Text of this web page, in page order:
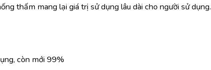
thấm mang lại giá trị sử dụng lâu dài cho người sử dụng.
còn mới 99%